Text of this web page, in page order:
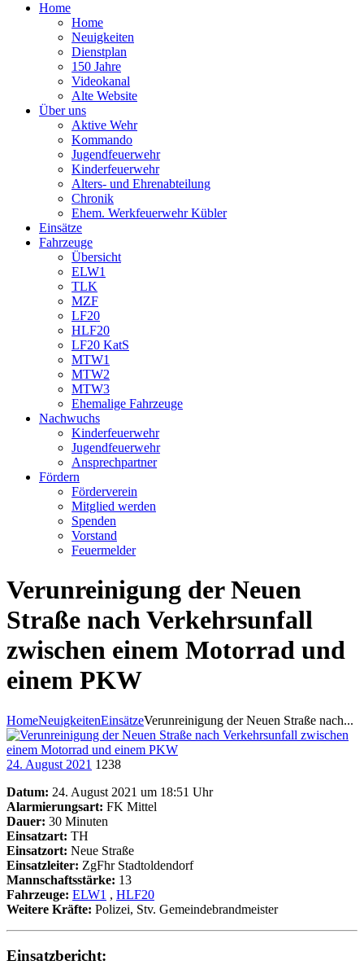
Home
Home
Neuigkeiten
Dienstplan
150 Jahre
Videokanal
Alte Website
Über uns
Aktive Wehr
Kommando
Jugendfeuerwehr
Kinderfeuerwehr
Alters- und Ehrenabteilung
Chronik
Ehem. Werkfeuerwehr Kübler
Einsätze
Fahrzeuge
Übersicht
ELW1
TLK
MZF
LF20
HLF20
LF20 KatS
MTW1
MTW2
MTW3
Ehemalige Fahrzeuge
Nachwuchs
Kinderfeuerwehr
Jugendfeuerwehr
Ansprechpartner
Fördern
Förderverein
Mitglied werden
Spenden
Vorstand
Feuermelder
Verunreinigung der Neuen
Straße nach Verkehrsunfall
zwischen einem Motorrad und
einem PKW
HomeNeuigkeitenEinsätzeVerunreinigung der Neuen Straße nach...
24. August 2021 1238
Datum: 24. August 2021 um 18:51 Uhr
Alarmierungsart: FK Mittel
Dauer: 30 Minuten
Einsatzart: TH
Einsatzort: Neue Straße
Einsatzleiter: ZgFhr Stadtoldendorf
Mannschaftsstärke: 13
Fahrzeuge: ELW1 , HLF20
Weitere Kräfte: Polizei, Stv. Gemeindebrandmeister
Einsatzbericht: